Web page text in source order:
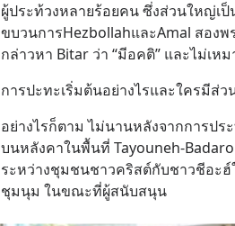
ผู้ประท้วงหลายร้อยคน ซึ่งส่วนใหญ่เ
ขบวนการHezbollahและAmal สอง
กล่าวหา Bitar ว่า “มีอคติ” และไม่เห
การปะทะเริ่มต้นอย่างไรและใครมีส่ว
อย่างไรก็ตาม ไม่นานหลังจากการป
บนหลังคาในพื้นที่ Tayouneh-
ระหว่างชุมชนชาวคริสต์กับชาวชีอะฮ์
ชุมนุม ในขณะที่ผู้สนับสนุน